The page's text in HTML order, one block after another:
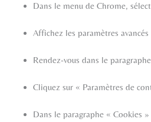
Dans le menu de Chrome,
Affichez les paramètres avancés
Rendez-vous dans le
Cliquez sur « Paramètres de
Dans le paragraphe « Cookies